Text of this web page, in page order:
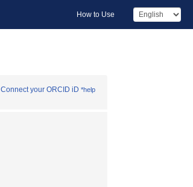
How to Use
Connect your ORCID iD *help